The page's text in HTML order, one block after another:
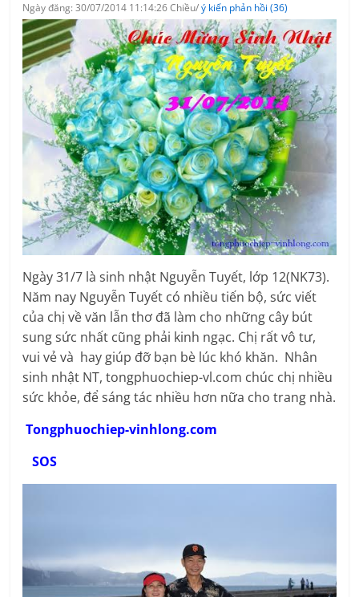
Ngày đăng: 30/07/2014 11:14:26 Chiều/ý kiến phản hồi (36)
Ngày 31/7 là sinh nhật Nguyễn Tuyết, lớp 12(NK73).
Năm nay Nguyễn Tuyết có nhiều tiến bộ, sức viết
của chị về văn lẫn thơ đã làm cho những cây bút
sung sức nhất cũng phải kinh ngạc. Chị rất vô tư,
vui vẻ và hay giúp đỡ bạn bè lúc khó khăn. Nhân
sinh nhật NT, tongphuochiep-vl.com chúc chị nhiều
sức khỏe, để sáng tác nhiều hơn nữa cho trang nhà.
Tongphuochiep-vinhlong.com
SOS